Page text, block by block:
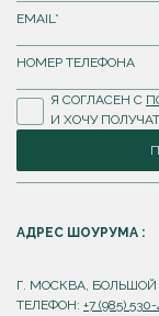
Я СОГЛАСЕН С
И ХОЧУ
АДРЕС ШОУРУМА :
Г. МОСКВА,
ТЕЛЕФОН: +7 (985)